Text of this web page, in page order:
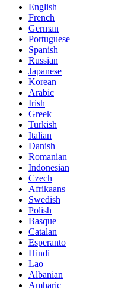
English
French
German
Portuguese
Spanish
Russian
Japanese
Korean
Arabic
Irish
Greek
Turkish
Italian
Danish
Romanian
Indonesian
Czech
Afrikaans
Swedish
Polish
Basque
Catalan
Esperanto
Hindi
Lao
Albanian
Amharic